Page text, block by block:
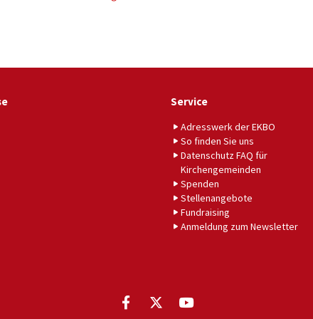
Service
Adresswerk der EKBO
So finden Sie uns
Datenschutz FAQ für
Kirchengemeinden
Spenden
Stellenangebote
Fundraising
Anmeldung zum Newsletter